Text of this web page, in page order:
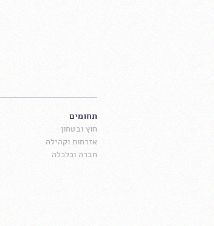
תחומים
חוץ ובטחון
אזרחות וקהילה
חברה וכלכלה